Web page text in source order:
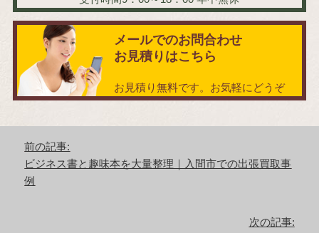
メールでのお問合わせ
お見積りはこちら
お見積り無料です。お気軽にどうぞ
前の記事:
前
の
ビジネス書と趣味本を大量整理｜入間市での出張買取事
例
次の記事: